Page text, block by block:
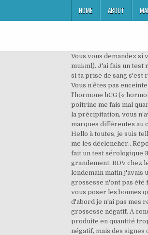
HOME ABOUT
Vous vous demandez si
mui/ml). J'ai fais un test
si ta prise de sang s'est
Vous n’êtes pas
l’hormone hCG («
poitrine me fais mal
la précipitation, vous
marques différentes au
Hello à toutes, je suis
me les déclencher..
fait un test sérologique
grandement. RDV chez
lendemain matin j'avais
grossesse n'ont pas été
vous poser les bonnes
d'abord je n'ai pas mes
grossesse négatif. A
produite en quantité
négatif, mais des